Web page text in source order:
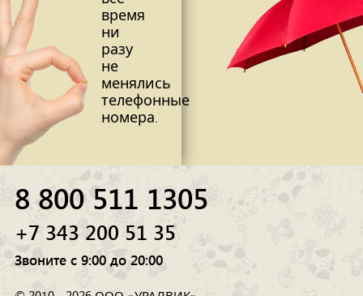
время
ни
разу
не
менялись
телефонные
номера.
8 800 511 1305
+7 343 200 51 35
Звоните с 9:00 до 20:00